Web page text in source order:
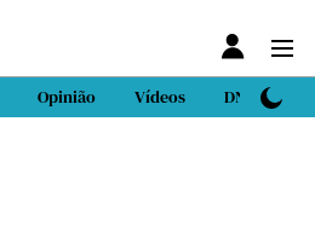
Opinião Vídeos DN Sport